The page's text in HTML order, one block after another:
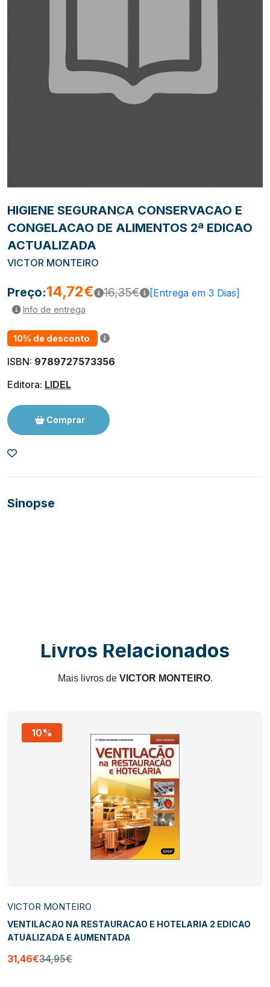
HIGIENE SEGURANCA CONSERVACAO E
CONGELACAO DE ALIMENTOS 2ª EDICAO
ACTUALIZADA
VICTOR MONTEIRO
Preço:14,72€ 16,35€ [Entrega em 3 Dias]
Info de entrega
10% de desconto
ISBN: 9789727573356
Editora: LIDEL
Comprar
Sinopse
Livros Relacionados
Mais livros de VICTOR MONTEIRO.
10%
VICTOR MONTEIRO
VENTILACAO NA RESTAURACAO E HOTELARIA 2 EDICAO
ATUALIZADA E AUMENTADA
31,46€34,95€